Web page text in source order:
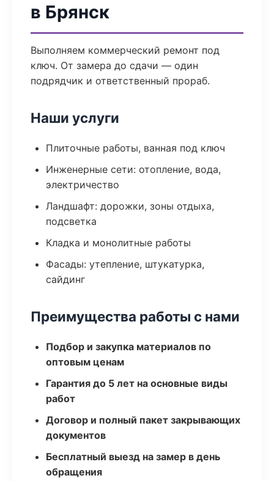
в Брянск
Выполняем коммерческий ремонт под
ключ. От замера до сдачи — один
подрядчик и ответственный прораб.
Наши услуги
Плиточные работы, ванная под ключ
Инженерные сети: отопление, вода,
электричество
Ландшафт: дорожки, зоны отдыха,
подсветка
Кладка и монолитные работы
Фасады: утепление, штукатурка,
сайдинг
Преимущества работы с нами
Подбор и закупка материалов по
оптовым ценам
Гарантия до 5 лет на основные виды
работ
Договор и полный пакет закрывающих
документов
Бесплатный выезд на замер в день
обращения